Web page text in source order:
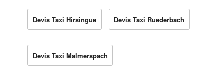
Devis Taxi Hirsingue Devis Taxi Ruederbach
Devis Taxi Malmerspach